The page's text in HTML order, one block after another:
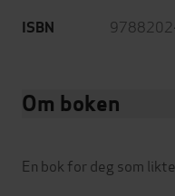
ISBN
Om boken
En bok for deg som likte